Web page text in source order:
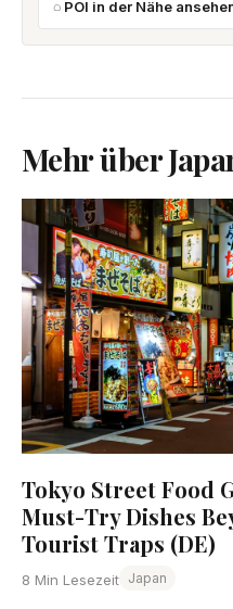
POI in der Nähe
Mehr über
Tokyo Street Food
Must-Try Dishes
Tourist Traps (DE)
8 Min Lesezeit Japan